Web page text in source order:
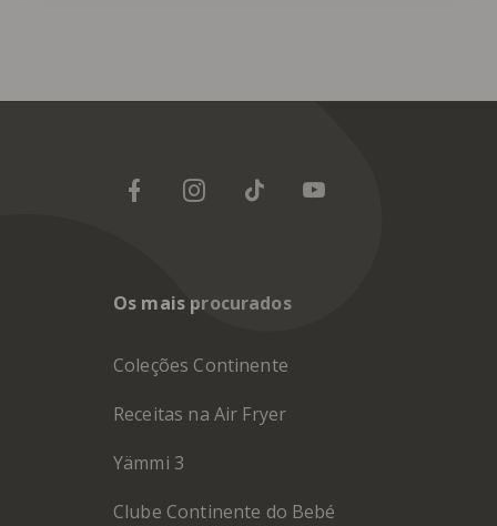
Os mais procurados
Coleções Continente
Receitas na Air Fryer
Yämmi 3
Clube Continente do Bebé